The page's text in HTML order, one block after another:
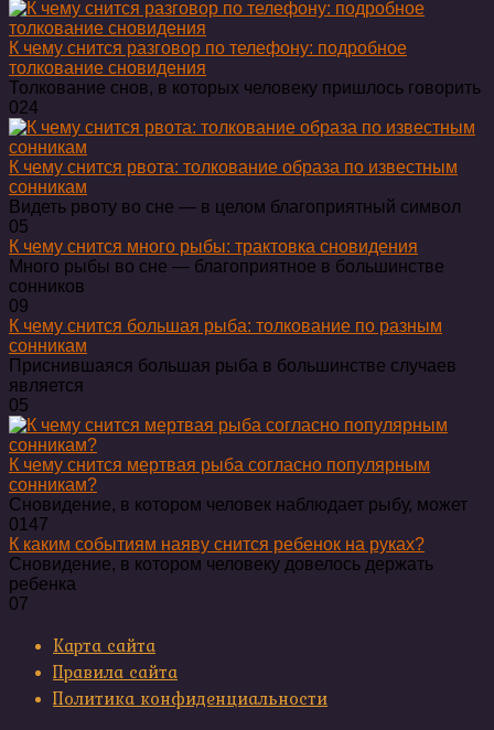
К чему снится разговор по телефону: подробное
толкование сновидения
Толкование снов, в которых человеку пришлось говорить
024
К чему снится рвота: толкование образа по известным
сонникам
Видеть рвоту во сне — в целом благоприятный символ
05
К чему снится много рыбы: трактовка сновидения
Много рыбы во сне — благоприятное в большинстве
сонников
09
К чему снится большая рыба: толкование по разным
сонникам
Приснившаяся большая рыба в большинстве случаев
является
05
К чему снится мертвая рыба согласно популярным
сонникам?
Сновидение, в котором человек наблюдает рыбу, может
0147
К каким событиям наяву снится ребенок на руках?
Сновидение, в котором человеку довелось держать
ребенка
07
Карта сайта
Правила сайта
Политика конфиденциальности